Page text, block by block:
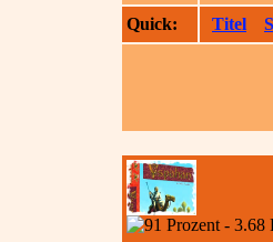
Quick:
Titel